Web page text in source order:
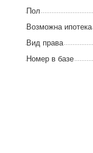
Пол
Возможна ипотека
Вид права
Номер в базе